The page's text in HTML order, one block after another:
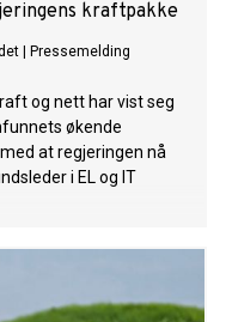
kraftpakke
Pressemelding
og nett har vist seg
økende
at regjeringen nå
i EL og IT